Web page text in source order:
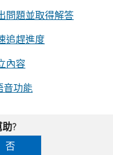
問題並取得解答
追趕進度
內容
音功能
?
否